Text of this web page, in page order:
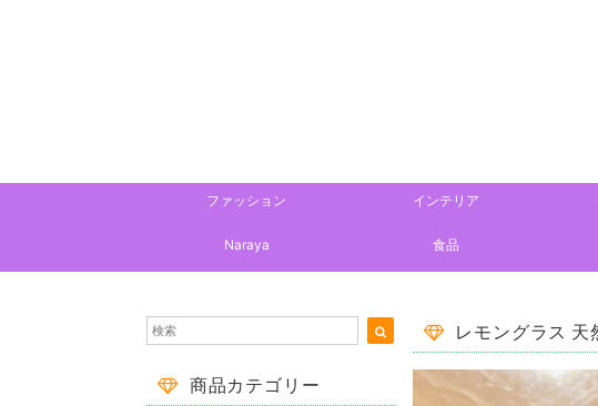
ファッション インテリア
Naraya 食品
商品カテゴリー
レモングラス 天